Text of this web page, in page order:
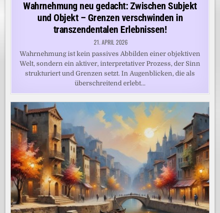
Wahrnehmung neu gedacht: Zwischen Subjekt
und Objekt – Grenzen verschwinden in
transzendentalen Erlebnissen!
21. APRIL 2026
Wahrnehmung ist kein passives Abbilden einer objektiven
Welt, sondern ein aktiver, interpretativer Prozess, der Sinn
strukturiert und Grenzen setzt. In Augenblicken, die als
überschreitend erlebt…